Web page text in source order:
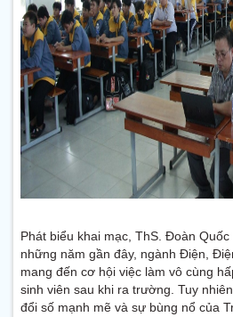
Phát biểu khai mạc, ThS. Đoàn
những năm gần đây, ngành Điện,
mang đến cơ hội việc làm vô cùng
sinh viên sau khi ra trường. Tuy
đổi số mạnh mẽ và sự bùng nổ của